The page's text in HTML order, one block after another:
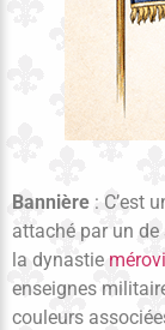
Bannière : C’est
attaché par un de
la dynastie
enseignes
couleurs